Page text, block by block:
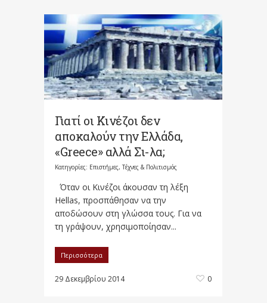
Γιατί οι Κινέζοι δεν
αποκαλούν την Ελλάδα,
«Greece» αλλά Σι-λα;
Κατηγορίες: Επιστήμες, Τέχνες & Πολιτισμός
Όταν οι Κινέζοι άκουσαν τη λέξη
Hellas, προσπάθησαν να την
αποδώσουν στη γλώσσα τους. Για να
τη γράψουν, χρησιμοποίησαν...
Περισσότερα
29 Δεκεμβρίου 2014 0